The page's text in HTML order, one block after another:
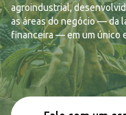
agroindustrial,
as áreas do negócio — da
financeira — em um único